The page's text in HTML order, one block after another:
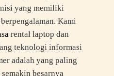
yang memiliki
Kami
rental laptop dan
teknologi informasi
adalah yang paling
besarnya